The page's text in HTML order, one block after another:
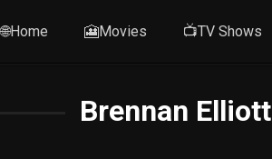
🌐Home 🎦Movies 📺TV Shows
Brennan Elliott